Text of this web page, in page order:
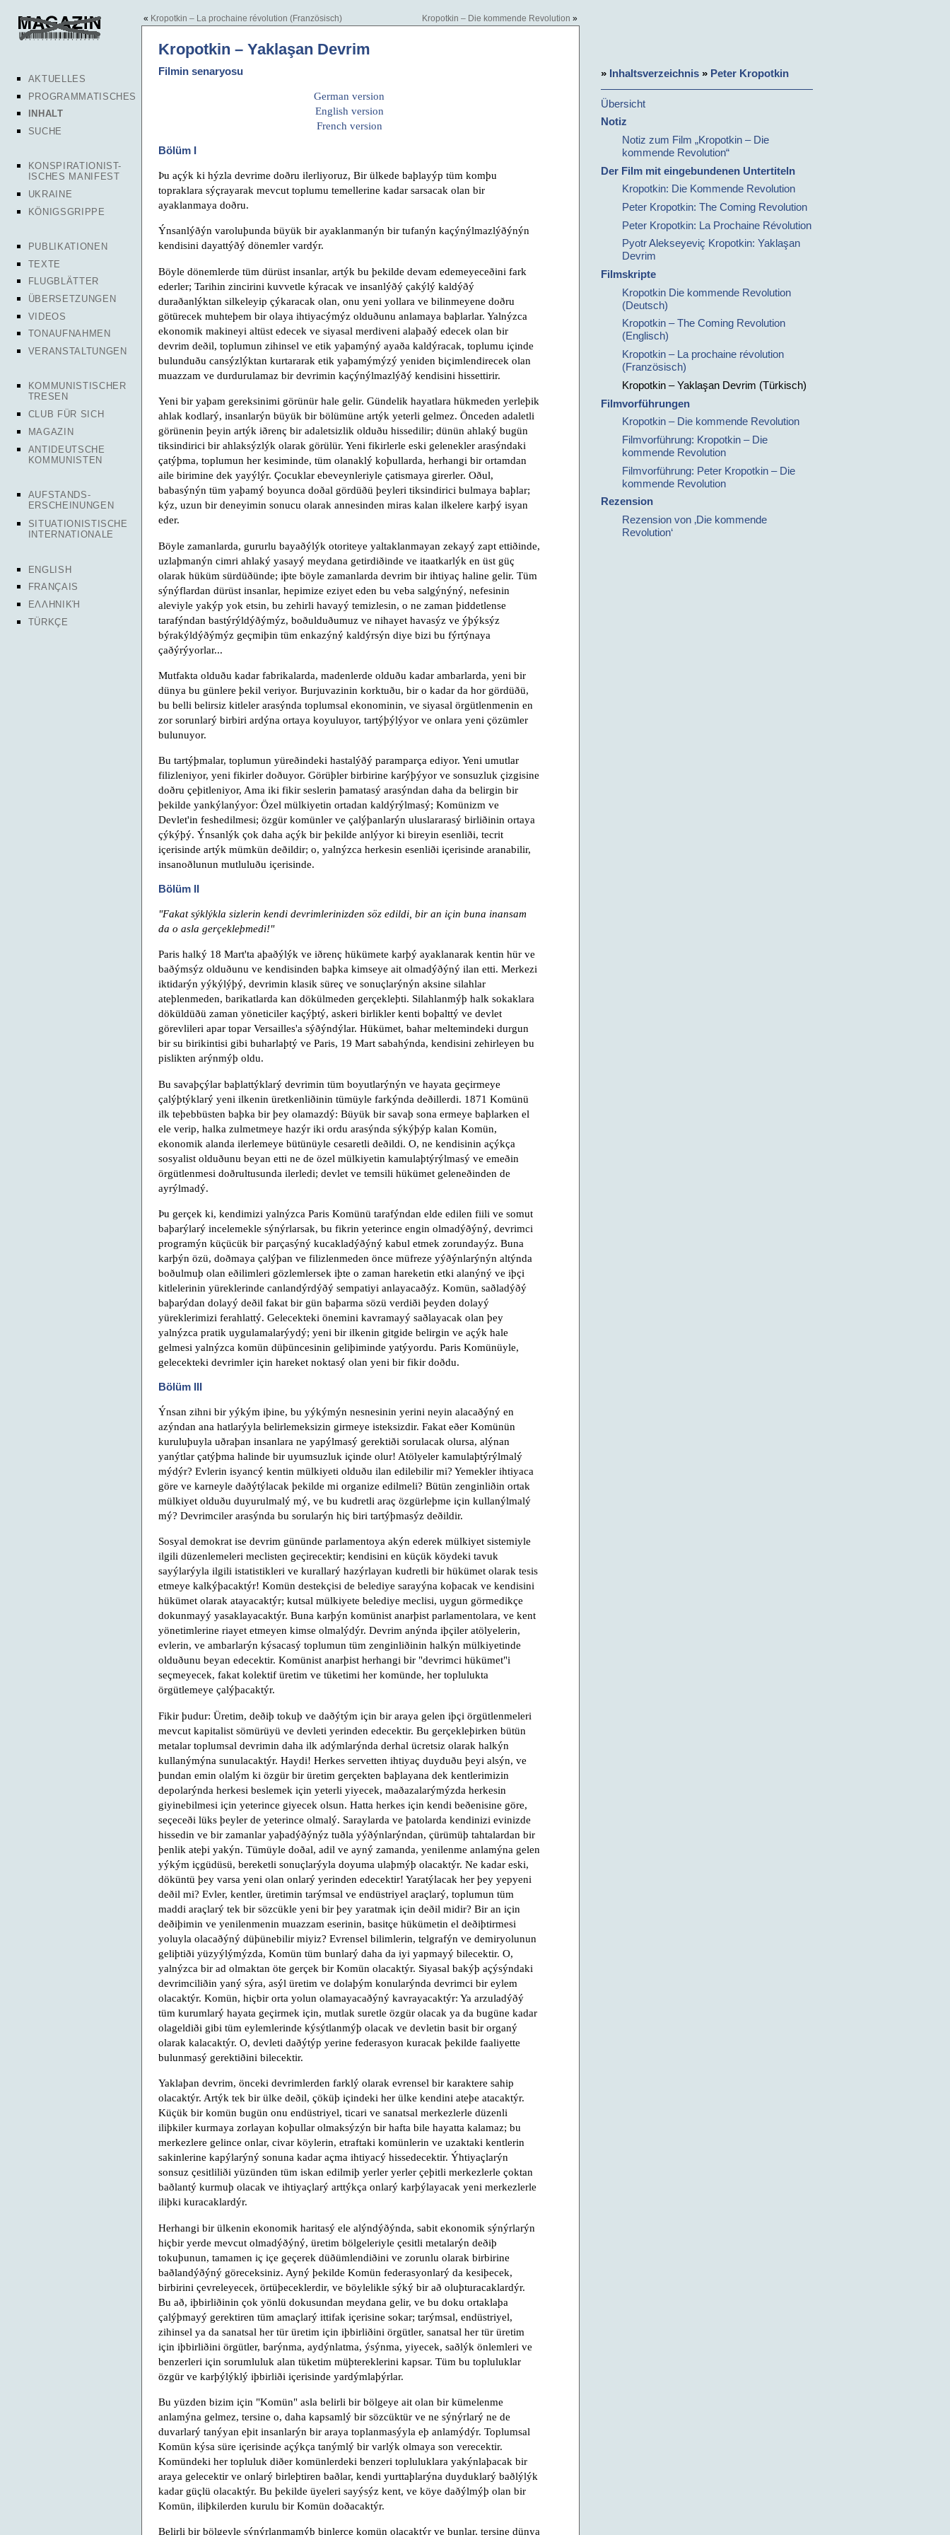
AKTUELLES
PROGRAMMATISCHES
INHALT
SUCHE
KONSPIRATIONIST-
ISCHES MANIFEST
UKRAINE
KÖNIGSGRIPPE
PUBLIKATIONEN
TEXTE
FLUGBLÄTTER
ÜBERSETZUNGEN
VIDEOS
TONAUFNAHMEN
VERANSTALTUNGEN
KOMMUNISTISCHER
TRESEN
CLUB FÜR SICH
MAGAZIN
ANTIDEUTSCHE
KOMMUNISTEN
AUFSTANDS-
ERSCHEINUNGEN
SITUATIONISTISCHE
INTERNATIONALE
ENGLISH
FRANÇAIS
ΕΛΛΗΝΙΚΉ
TÜRKÇE
« Kropotkin – La prochaine révolution (Französisch) Kropotkin – Die kommende Revolution »
Kropotkin – Yaklaşan Devrim
Filmin senaryosu
German version
English version
French version
Bölüm I
Þu açýk ki hýzla devrime doðru ilerliyoruz, Bir ülkede baþlayýp tüm komþu
topraklara sýçrayarak mevcut toplumu temellerine kadar sarsacak olan bir
ayaklanmaya doðru.
Ýnsanlýðýn varoluþunda büyük bir ayaklanmanýn bir tufanýn kaçýnýlmazlýðýnýn
kendisini dayattýðý dönemler vardýr.
Böyle dönemlerde tüm dürüst insanlar, artýk bu þekilde devam edemeyeceðini fark
ederler; Tarihin zincirini kuvvetle kýracak ve insanlýðý çakýlý kaldýðý
duraðanlýktan silkeleyip çýkaracak olan, onu yeni yollara ve bilinmeyene doðru
götürecek muhteþem bir olaya ihtiyacýmýz olduðunu anlamaya baþlarlar. Yalnýzca
ekonomik makineyi altüst edecek ve siyasal merdiveni alaþaðý edecek olan bir
devrim deðil, toplumun zihinsel ve etik yaþamýný ayaða kaldýracak, toplumu içinde
bulunduðu cansýzlýktan kurtararak etik yaþamýmýzý yeniden biçimlendirecek olan
muazzam ve durdurulamaz bir devrimin kaçýnýlmazlýðý kendisini hissettirir.
Yeni bir yaþam gereksinimi görünür hale gelir. Gündelik hayatlara hükmeden yerleþik
ahlak kodlarý, insanlarýn büyük bir bölümüne artýk yeterli gelmez. Önceden adaletli
görünenin þeyin artýk iðrenç bir adaletsizlik olduðu hissedilir; dünün ahlaký bugün
tiksindirici bir ahlaksýzlýk olarak görülür. Yeni fikirlerle eski gelenekler arasýndaki
çatýþma, toplumun her kesiminde, tüm olanaklý koþullarda, herhangi bir ortamdan
aile birimine dek yayýlýr. Çocuklar ebeveynleriyle çatismaya girerler. Oðul,
babasýnýn tüm yaþamý boyunca doðal gördüðü þeyleri tiksindirici bulmaya baþlar;
kýz, uzun bir deneyimin sonucu olarak annesinden miras kalan ilkelere karþý isyan
eder.
Böyle zamanlarda, gururlu bayaðýlýk otoriteye yaltaklanmayan zekayý zapt ettiðinde,
uzlaþmanýn cimri ahlaký yasayý meydana getirdiðinde ve itaatkarlýk en üst güç
olarak hüküm sürdüðünde; iþte böyle zamanlarda devrim bir ihtiyaç haline gelir. Tüm
sýnýflardan dürüst insanlar, hepimize eziyet eden bu veba salgýnýný, nefesinin
aleviyle yakýp yok etsin, bu zehirli havayý temizlesin, o ne zaman þiddetlense
tarafýndan bastýrýldýðýmýz, boðulduðumuz ve nihayet havasýz ve ýþýksýz
býrakýldýðýmýz geçmiþin tüm enkazýný kaldýrsýn diye bizi bu fýrtýnaya
çaðýrýyorlar...
Mutfakta olduðu kadar fabrikalarda, madenlerde olduðu kadar ambarlarda, yeni bir
dünya bu günlere þekil veriyor. Burjuvazinin korktuðu, bir o kadar da hor gördüðü,
bu belli belirsiz kitleler arasýnda toplumsal ekonominin, ve siyasal örgütlenmenin en
zor sorunlarý birbiri ardýna ortaya koyuluyor, tartýþýlýyor ve onlara yeni çözümler
bulunuyor.
Bu tartýþmalar, toplumun yüreðindeki hastalýðý paramparça ediyor. Yeni umutlar
filizleniyor, yeni fikirler doðuyor. Görüþler birbirine karýþýyor ve sonsuzluk çizgisine
doðru çeþitleniyor, Ama iki fikir seslerin þamatasý arasýndan daha da belirgin bir
þekilde yankýlanýyor: Özel mülkiyetin ortadan kaldýrýlmasý; Komünizm ve
Devlet'in feshedilmesi; özgür komünler ve çalýþanlarýn uluslararasý birliðinin ortaya
çýkýþý. Ýnsanlýk çok daha açýk bir þekilde anlýyor ki bireyin esenliði, tecrit
içerisinde artýk mümkün deðildir; o, yalnýzca herkesin esenliði içerisinde aranabilir,
insanoðlunun mutluluðu içerisinde.
Bölüm II
"Fakat sýklýkla sizlerin kendi devrimlerinizden söz edildi, bir an için buna inansam
da o asla gerçekleþmedi!"
Paris halký 18 Mart'ta aþaðýlýk ve iðrenç hükümete karþý ayaklanarak kentin hür ve
baðýmsýz olduðunu ve kendisinden baþka kimseye ait olmadýðýný ilan etti. Merkezi
iktidarýn yýkýlýþý, devrimin klasik süreç ve sonuçlarýnýn aksine silahlar
ateþlenmeden, barikatlarda kan dökülmeden gerçekleþti. Silahlanmýþ halk sokaklara
döküldüðü zaman yöneticiler kaçýþtý, askeri birlikler kenti boþalttý ve devlet
görevlileri apar topar Versailles'a sýðýndýlar. Hükümet, bahar meltemindeki durgun
bir su birikintisi gibi buharlaþtý ve Paris, 19 Mart sabahýnda, kendisini zehirleyen bu
pislikten arýnmýþ oldu.
Bu savaþçýlar baþlattýklarý devrimin tüm boyutlarýnýn ve hayata geçirmeye
çalýþtýklarý yeni ilkenin üretkenliðinin tümüyle farkýnda deðillerdi. 1871 Komünü
ilk teþebbüsten baþka bir þey olamazdý: Büyük bir savaþ sona ermeye baþlarken el
ele verip, halka zulmetmeye hazýr iki ordu arasýnda sýkýþýp kalan Komün,
ekonomik alanda ilerlemeye bütünüyle cesaretli deðildi. O, ne kendisinin açýkça
sosyalist olduðunu beyan etti ne de özel mülkiyetin kamulaþtýrýlmasý ve emeðin
örgütlenmesi doðrultusunda ilerledi; devlet ve temsili hükümet geleneðinden de
ayrýlmadý.
Þu gerçek ki, kendimizi yalnýzca Paris Komünü tarafýndan elde edilen fiili ve somut
baþarýlarý incelemekle sýnýrlarsak, bu fikrin yeterince engin olmadýðýný, devrimci
programýn küçücük bir parçasýný kucakladýðýný kabul etmek zorundayýz. Buna
karþýn özü, doðmaya çalýþan ve filizlenmeden önce müfreze yýðýnlarýnýn altýnda
boðulmuþ olan eðilimleri gözlemlersek iþte o zaman hareketin etki alanýný ve iþçi
kitlelerinin yüreklerinde canlandýrdýðý sempatiyi anlayacaðýz. Komün, saðladýðý
baþarýdan dolayý deðil fakat bir gün baþarma sözü verdiði þeyden dolayý
yüreklerimizi ferahlattý. Gelecekteki önemini kavramayý saðlayacak olan þey
yalnýzca pratik uygulamalarýydý; yeni bir ilkenin gitgide belirgin ve açýk hale
gelmesi yalnýzca komün düþüncesinin geliþiminde yatýyordu. Paris Komünüyle,
gelecekteki devrimler için hareket noktasý olan yeni bir fikir doðdu.
Bölüm III
Ýnsan zihni bir yýkým iþine, bu yýkýmýn nesnesinin yerini neyin alacaðýný en
azýndan ana hatlarýyla belirlemeksizin girmeye isteksizdir. Fakat eðer Komünün
kuruluþuyla uðraþan insanlara ne yapýlmasý gerektiði sorulacak olursa, alýnan
yanýtlar çatýþma halinde bir uyumsuzluk içinde olur! Atölyeler kamulaþtýrýlmalý
mýdýr? Evlerin isyancý kentin mülkiyeti olduðu ilan edilebilir mi? Yemekler ihtiyaca
göre ve karneyle daðýtýlacak þekilde mi organize edilmeli? Bütün zenginliðin ortak
mülkiyet olduðu duyurulmalý mý, ve bu kudretli araç özgürleþme için kullanýlmalý
mý? Devrimciler arasýnda bu sorularýn hiç biri tartýþmasýz deðildir.
Sosyal demokrat ise devrim gününde parlamentoya akýn ederek mülkiyet sistemiyle
ilgili düzenlemeleri meclisten geçirecektir; kendisini en küçük köydeki tavuk
sayýlarýyla ilgili istatistikleri ve kurallarý hazýrlayan kudretli bir hükümet olarak tesis
etmeye kalkýþacaktýr! Komün destekçisi de belediye sarayýna koþacak ve kendisini
hükümet olarak atayacaktýr; kutsal mülkiyete belediye meclisi, uygun görmedikçe
dokunmayý yasaklayacaktýr. Buna karþýn komünist anarþist parlamentolara, ve kent
yönetimlerine riayet etmeyen kimse olmalýdýr. Devrim anýnda iþçiler atölyelerin,
evlerin, ve ambarlarýn kýsacasý toplumun tüm zenginliðinin halkýn mülkiyetinde
olduðunu beyan edecektir. Komünist anarþist herhangi bir "devrimci hükümet"i
seçmeyecek, fakat kolektif üretim ve tüketimi her komünde, her toplulukta
örgütlemeye çalýþacaktýr.
Fikir þudur: Üretim, deðiþ tokuþ ve daðýtým için bir araya gelen iþçi örgütlenmeleri
mevcut kapitalist sömürüyü ve devleti yerinden edecektir. Bu gerçekleþirken bütün
metalar toplumsal devrimin daha ilk adýmlarýnda derhal ücretsiz olarak halkýn
kullanýmýna sunulacaktýr. Haydi! Herkes servetten ihtiyaç duyduðu þeyi alsýn, ve
þundan emin olalým ki özgür bir üretim gerçekten baþlayana dek kentlerimizin
depolarýnda herkesi beslemek için yeterli yiyecek, maðazalarýmýzda herkesin
giyinebilmesi için yeterince giyecek olsun. Hatta herkes için kendi beðenisine göre,
seçeceði lüks þeyler de yeterince olmalý. Saraylarda ve þatolarda kendinizi evinizde
hissedin ve bir zamanlar yaþadýðýnýz tuðla yýðýnlarýndan, çürümüþ tahtalardan bir
þenlik ateþi yakýn. Tümüyle doðal, adil ve ayný zamanda, yenilenme anlamýna gelen
yýkým içgüdüsü, bereketli sonuçlarýyla doyuma ulaþmýþ olacaktýr. Ne kadar eski,
döküntü þey varsa yeni olan onlarý yerinden edecektir! Yaratýlacak her þey yepyeni
deðil mi? Evler, kentler, üretimin tarýmsal ve endüstriyel araçlarý, toplumun tüm
maddi araçlarý tek bir sözcükle yeni bir þey yaratmak için deðil midir? Bir an için
deðiþimin ve yenilenmenin muazzam eserinin, basitçe hükümetin el deðiþtirmesi
yoluyla olacaðýný düþünebilir miyiz? Evrensel bilimlerin, telgrafýn ve demiryolunun
geliþtiði yüzyýlýmýzda, Komün tüm bunlarý daha da iyi yapmayý bilecektir. O,
yalnýzca bir ad olmaktan öte gerçek bir Komün olacaktýr. Siyasal bakýþ açýsýndaki
devrimciliðin yaný sýra, asýl üretim ve dolaþým konularýnda devrimci bir eylem
olacaktýr. Komün, hiçbir orta yolun olamayacaðýný kavrayacaktýr: Ya arzuladýðý
tüm kurumlarý hayata geçirmek için, mutlak suretle özgür olacak ya da bugüne kadar
olageldiði gibi tüm eylemlerinde kýsýtlanmýþ olacak ve devletin basit bir organý
olarak kalacaktýr. O, devleti daðýtýp yerine federasyon kuracak þekilde faaliyette
bulunmasý gerektiðini bilecektir.
Yaklaþan devrim, önceki devrimlerden farklý olarak evrensel bir karaktere sahip
olacaktýr. Artýk tek bir ülke deðil, çöküþ içindeki her ülke kendini ateþe atacaktýr.
Küçük bir komün bugün onu endüstriyel, ticari ve sanatsal merkezlerle düzenli
iliþkiler kurmaya zorlayan koþullar olmaksýzýn bir hafta bile hayatta kalamaz; bu
merkezlere gelince onlar, civar köylerin, etraftaki komünlerin ve uzaktaki kentlerin
sakinlerine kapýlarýný sonuna kadar açma ihtiyacý hissedecektir. Ýhtiyaçlarýn
sonsuz çesitliliði yüzünden tüm iskan edilmiþ yerler yerler çeþitli merkezlerle çoktan
baðlantý kurmuþ olacak ve ihtiyaçlarý arttýkça onlarý karþýlayacak yeni merkezlerle
iliþki kuracaklardýr.
Herhangi bir ülkenin ekonomik haritasý ele alýndýðýnda, sabit ekonomik sýnýrlarýn
hiçbir yerde mevcut olmadýðýný, üretim bölgeleriyle çesitli metalarýn deðiþ
tokuþunun, tamamen iç içe geçerek düðümlendiðini ve zorunlu olarak birbirine
baðlandýðýný göreceksiniz. Ayný þekilde Komün federasyonlarý da kesiþecek,
birbirini çevreleyecek, örtüþeceklerdir, ve böylelikle sýký bir að oluþturacaklardýr.
Bu að, iþbirliðinin çok yönlü dokusundan meydana gelir, ve bu doku ortaklaþa
çalýþmayý gerektiren tüm amaçlarý ittifak içerisine sokar; tarýmsal, endüstriyel,
zihinsel ya da sanatsal her tür üretim için iþbirliðini örgütler, sanatsal her tür üretim
için iþbirliðini örgütler, barýnma, aydýnlatma, ýsýnma, yiyecek, saðlýk önlemleri ve
benzerleri için sorumluluk alan tüketim müþtereklerini kapsar. Tüm bu topluluklar
özgür ve karþýlýklý iþbirliði içerisinde yardýmlaþýrlar.
Bu yüzden bizim için "Komün" asla belirli bir bölgeye ait olan bir kümelenme
anlamýna gelmez, tersine o, daha kapsamlý bir sözcüktür ve ne sýnýrlarý ne de
duvarlarý tanýyan eþit insanlarýn bir araya toplanmasýyla eþ anlamýdýr. Toplumsal
Komün kýsa süre içerisinde açýkça tanýmlý bir varlýk olmaya son verecektir.
Komündeki her topluluk diðer komünlerdeki benzeri topluluklara yakýnlaþacak bir
araya gelecektir ve onlarý birleþtiren baðlar, kendi yurttaþlarýna duyduklarý baðlýlýk
kadar güçlü olacaktýr. Bu þekilde üyeleri sayýsýz kent, ve köye daðýlmýþ olan bir
Komün, iliþkilerden kurulu bir Komün doðacaktýr.
Belirli bir bölgeyle sýnýrlanmamýþ binlerce komün olacaktýr ve bunlar, tersine dünya
» Inhaltsverzeichnis » Peter Kropotkin
Übersicht
Notiz
Notiz zum Film „Kropotkin – Die
kommende Revolution“
Der Film mit eingebundenen Untertiteln
Kropotkin: Die Kommende Revolution
Peter Kropotkin: The Coming Revolution
Peter Kropotkin: La Prochaine Révolution
Pyotr Alekseyeviç Kropotkin: Yaklaşan
Devrim
Filmskripte
Kropotkin Die kommende Revolution
(Deutsch)
Kropotkin – The Coming Revolution
(Englisch)
Kropotkin – La prochaine révolution
(Französisch)
Kropotkin – Yaklaşan Devrim (Türkisch)
Filmvorführungen
Kropotkin – Die kommende Revolution
Filmvorführung: Kropotkin – Die
kommende Revolution
Filmvorführung: Peter Kropotkin – Die
kommende Revolution
Rezension
Rezension von ‚Die kommende
Revolution‘